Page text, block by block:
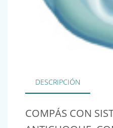
DESCRIPCIÓN
COMPÁS CON